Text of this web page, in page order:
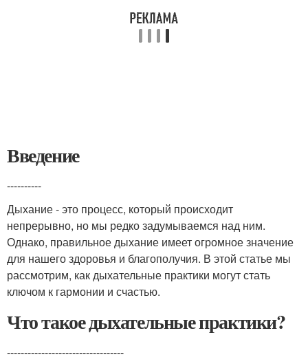
Введение
----------
Дыхание - это процесс, который происходит
непрерывно, но мы редко задумываемся над ним.
Однако, правильное дыхание имеет огромное значение
для нашего здоровья и благополучия. В этой статье мы
рассмотрим, как дыхательные практики могут стать
ключом к гармонии и счастью.
Что такое дыхательные практики?